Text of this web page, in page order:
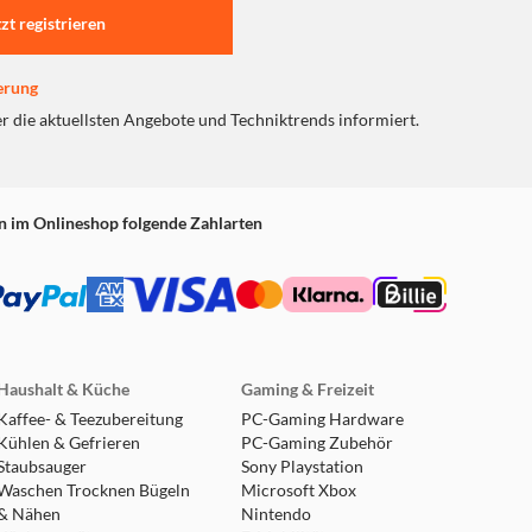
kann jedes der fünf
Wolfram-Membranen
Der
von Stimmen und
Böden und Oberseiten,
Versteifungen im
Klangentfaltung der
und macht das
Bei diesem System ist
Die Luft wird über
registrieren
die aktuellsten Angebote und Techniktrends informiert.
im Onlineshop folgende Zahlarten
& Küche
& Teezubereitung
& Gefrieren
Trocknen Bügeln
Nähen
Gaming & Freizeit
PC-Gaming Hardware
PC-Gaming Zubehör
Sony Playstation
Microsoft Xbox
Nintendo